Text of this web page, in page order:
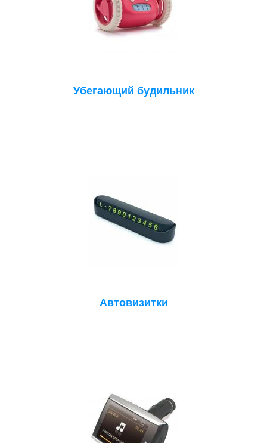
Убегающий будильник
Автовизитки